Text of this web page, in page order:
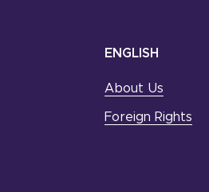
ENGLISH
About Us
Foreign Rights